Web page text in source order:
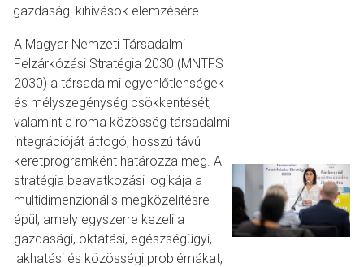
gazdasági kihívások elemzésére.
A Magyar Nemzeti Társadalmi
Felzárkózási Stratégia 2030 (MNTFS
2030) a társadalmi egyenlőtlenségek
és mélyszegénység csökkentését,
valamint a roma közösség társadalmi
integrációját átfogó, hosszú távú
keretprogramként határozza meg. A
stratégia beavatkozási logikája a
multidimenzionális megközelítésre
épül, amely egyszerre kezeli a
gazdasági, oktatási, egészségügyi,
lakhatási és közösségi problémákat,